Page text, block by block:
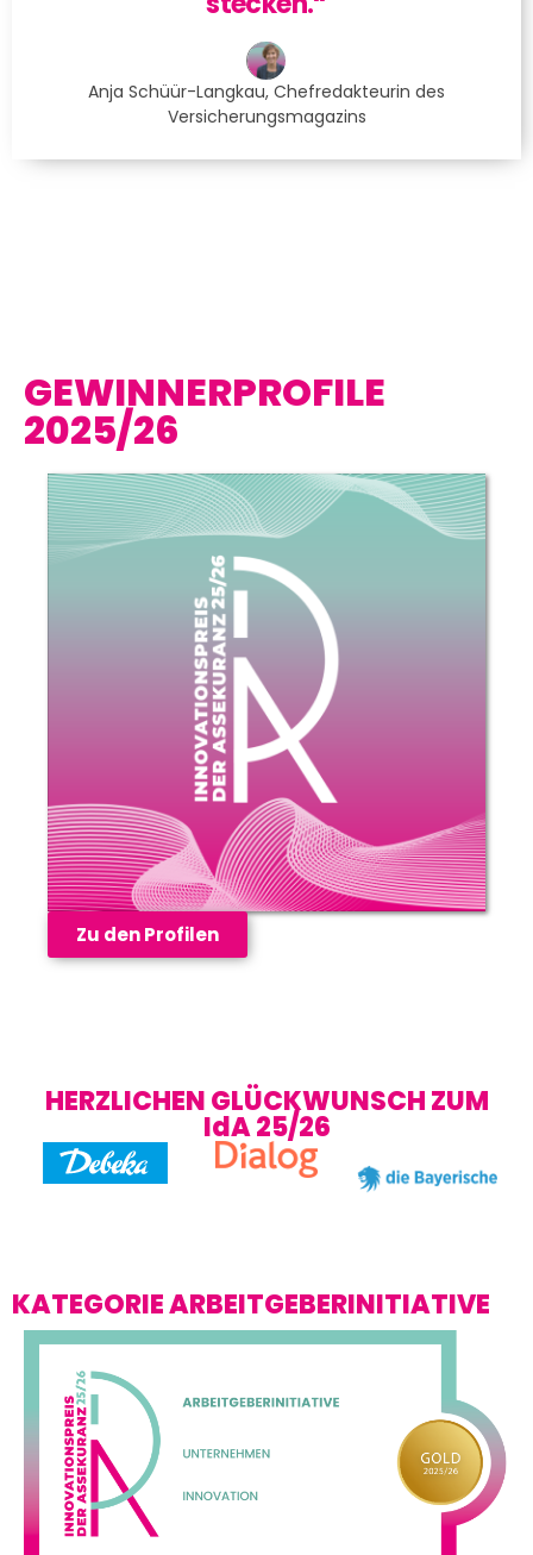
Anja Schüür-Langkau, Chefredakteurin des
Versicherungsmagazins
GEWINNERPROFILE
2025/26
Zu den Profilen
HERZLICHEN GLÜCKWUNSCH ZUM
IdA 25/26
KATEGORIE ARBEITGEBERINITIATIVE